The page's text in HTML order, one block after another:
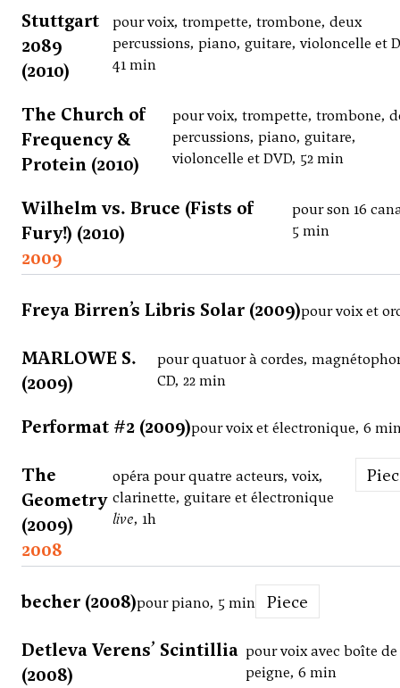
Stuttgart
2089
(2010)
pour voix, trompette, trombone, deux
percussions, piano, guitare, violoncelle et
41 min
The Church of
Frequency &
Protein (2010)
pour voix, trompette, trombone,
percussions, piano, guitare,
violoncelle et DVD, 52 min
Wilhelm vs. Bruce (Fists of
Fury!) (2010)
pour son 16
5 min
2009
Freya Birren’s Libris Solar (2009)pour voix et
MARLOWE S.
(2009)
pour quatuor à cordes,
CD, 22 min
Performat #2 (2009)pour voix et électronique, 6
The
Geometry
(2009)
opéra pour quatre acteurs, voix,
clarinette, guitare et électronique
live, 1h
2008
becher (2008)pour piano, 5 min Piece
Detleva Verens’ Scintillia
(2008)
pour voix avec boîte
peigne, 6 min